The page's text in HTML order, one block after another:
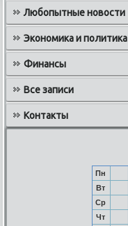
Любопытные новости
Экономика и политика
Финансы
Все записи
Контакты
Пн
Вт
Ср
Чт